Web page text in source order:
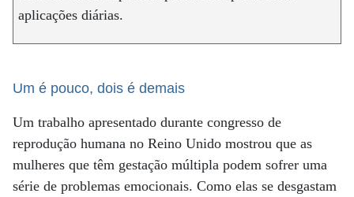
aplicações diárias.
Um é pouco, dois é demais
Um trabalho apresentado durante congresso de
reprodução humana no Reino Unido mostrou que as
mulheres que têm gestação múltipla podem sofrer uma
série de problemas emocionais. Como elas se desgastam